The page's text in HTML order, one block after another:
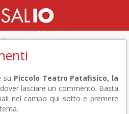
su Piccolo Teatro Patafisico, la
lasciare un commento. Basta
nel campo qui sotto e premere